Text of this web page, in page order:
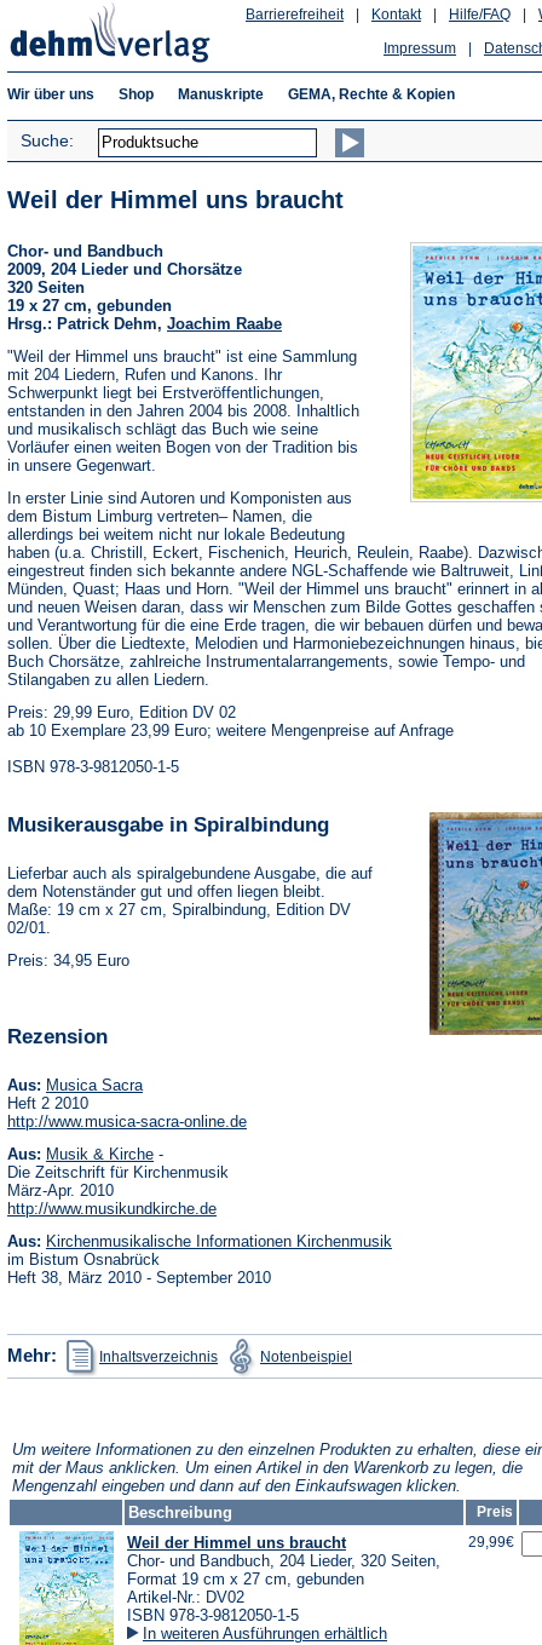
Hilfe/FAQ
Kontakt
Barrierefreiheit
Impressum
Wir über uns Shop Manuskripte GEMA, Rechte & Kopien
Suche:
Weil der Himmel uns braucht
Chor- und Bandbuch
2009, 204 Lieder und Chorsätze
320 Seiten
19 x 27 cm, gebunden
Hrsg.: Patrick Dehm, Joachim Raabe
"Weil der Himmel uns braucht" ist eine Sammlung
mit 204 Liedern, Rufen und Kanons. Ihr
Schwerpunkt liegt bei Erstveröffentlichungen,
entstanden in den Jahren 2004 bis 2008. Inhaltlich
und musikalisch schlägt das Buch wie seine
Vorläufer einen weiten Bogen von der Tradition bis
in unsere Gegenwart.
In erster Linie sind Autoren und Komponisten aus
dem Bistum Limburg vertreten– Namen, die
allerdings bei weitem nicht nur lokale Bedeutung
haben (u.a. Christill, Eckert, Fischenich, Heurich, Reulein, Raabe).
eingestreut finden sich bekannte andere NGL-Schaffende wie Baltruweit,
Münden, Quast; Haas und Horn. "Weil der Himmel uns braucht" erinnert in
und neuen Weisen daran, dass wir Menschen zum Bilde Gottes geschaffen
und Verantwortung für die eine Erde tragen, die wir bebauen dürfen und
sollen. Über die Liedtexte, Melodien und Harmoniebezeichnungen hinaus,
Buch Chorsätze, zahlreiche Instrumentalarrangements, sowie Tempo- und
Stilangaben zu allen Liedern.
Preis: 29,99 Euro, Edition DV 02
ab 10 Exemplare 23,99 Euro; weitere Mengenpreise auf Anfrage
ISBN 978-3-9812050-1-5
Musikerausgabe in Spiralbindung
Lieferbar auch als spiralgebundene Ausgabe, die auf
dem Notenständer gut und offen liegen bleibt.
Maße: 19 cm x 27 cm, Spiralbindung, Edition DV
02/01.
Preis: 34,95 Euro
Rezension
Aus: Musica Sacra(Öffnet
einem
neuen
Tab)
Heft 2 2010
http://www.musica-sacra-online.de(Öffnet
Aus: Musik & Kirche(Öffnet
in
neuen
Tab)
-
Die Zeitschrift für Kirchenmusik
März-Apr. 2010
http://www.musikundkirche.de(Öffnet
einem
Tab)
Aus: Kirchenmusikalische Informationen Kirchenmusik
im Bistum Osnabrück
Heft 38, März 2010 - September 2010
Mehr: Inhaltsverzeichnis
(Öffnet
in
einem
Notenbeispiel in
einem
Um weitere Informationen zu den einzelnen Produkten zu erhalten, diese
mit der Maus anklicken. Um einen Artikel in den Warenkorb zu legen, die
Mengenzahl eingeben und dann auf den Einkaufswagen klicken.
Beschreibung
Preis
Weil der Himmel uns braucht
Chor- und Bandbuch, 204 Lieder, 320 Seiten,
Format 19 cm x 27 cm, gebunden
Artikel-Nr.: DV02
ISBN 978-3-9812050-1-5
In weiteren Ausführungen erhältlich
29,99€